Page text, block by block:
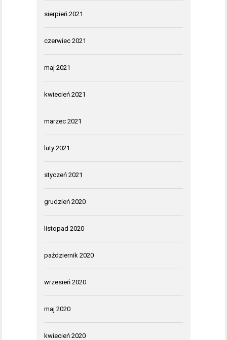
sierpień 2021
czerwiec 2021
maj 2021
kwiecień 2021
marzec 2021
luty 2021
styczeń 2021
grudzień 2020
listopad 2020
październik 2020
wrzesień 2020
maj 2020
kwiecień 2020